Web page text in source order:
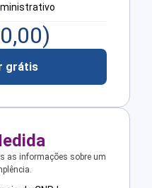
0,00)
grátis
as informações sobre um